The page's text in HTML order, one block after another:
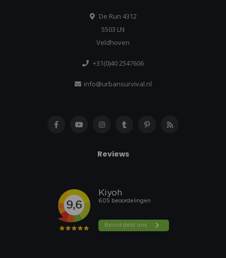
De Run 4312
5503 LN
Veldhoven
+31(0)40 2547606
info@urbansurvival.nl
Reviews